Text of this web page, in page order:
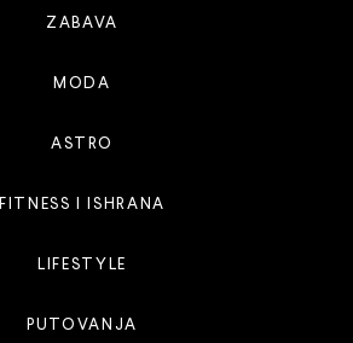
ZABAVA
MODA
ASTRO
FITNESS I ISHRANA
LIFESTYLE
PUTOVANJA